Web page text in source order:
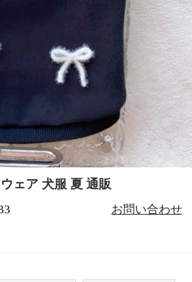
ェア 犬服 夏 通販
お問い合わせ